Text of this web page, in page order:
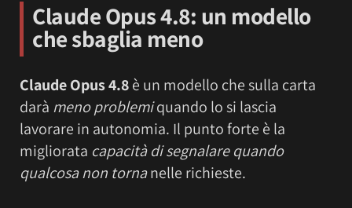
Claude Opus 4.8: un modello
che sbaglia meno
Claude Opus 4.8è un modello che sulla carta
darà meno problemiquando lo si lascia
lavorare in autonomia. Il punto forte è la
migliorata capacità di segnalare quando
qualcosa non tornanelle richieste.